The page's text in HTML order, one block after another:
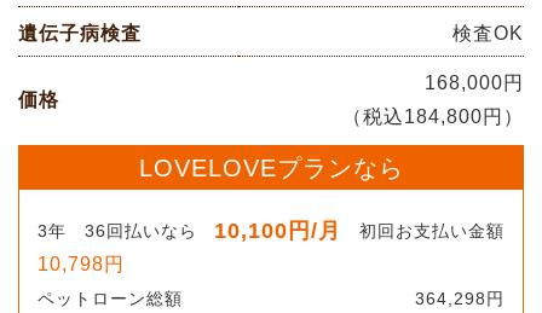
遺伝子病検査 検査OK
価格
168,000円
（税込184,800円）
LOVELOVEプランなら
3年 36回払いなら 10,100円/月 初回お支払い金額
10,798円
ペットローン総額
364,298円